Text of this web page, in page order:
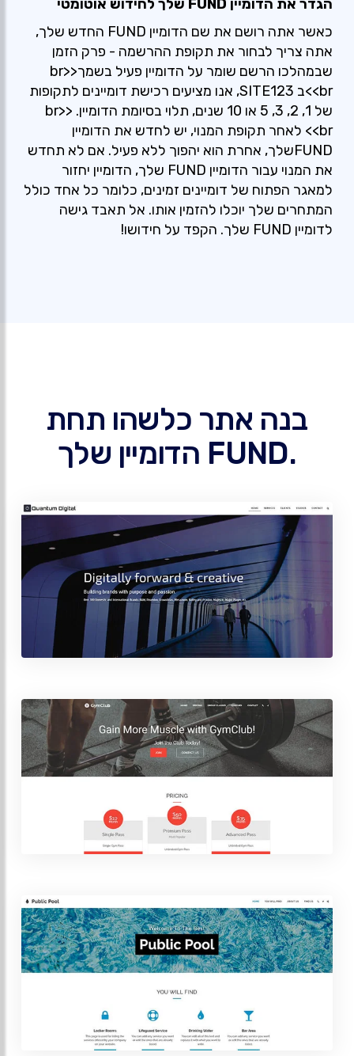
הגדר את הדומיין FUND שלך לחידוש אוטומטי
כאשר אתה רושם את שם הדומיין FUND החדש שלך,
אתה צריך לבחור את תקופת ההרשמה - פרק הזמן
שבמהלכו הרשם שומר על הדומיין פעיל בשמך<br>
<br>ב SITE123, אנו מציעים רכישת דומיינים לתקופות
של 1, 2, 3, 5 או 10 שנים, תלוי בסיומת הדומיין. <br>
<br> לאחר תקופת המנוי, יש לחדש את הדומיין
FUNDשלך, אחרת הוא יהפוך ללא פעיל. אם לא תחדש
את המנוי עבור הדומיין FUND שלך, הדומיין יחזור
למאגר הפתוח של דומיינים זמינים, כלומר כל אחד כולל
המתחרים שלך יוכלו להזמין אותו. אל תאבד גישה
לדומיין FUND שלך. הקפד על חידושו!
בנה אתר כלשהו תחת
.FUND הדומיין שלך